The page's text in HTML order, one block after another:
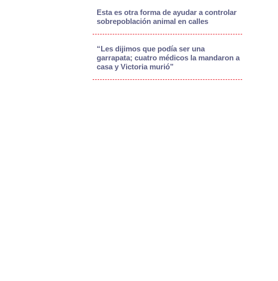
Esta es otra forma de ayudar a controlar
sobrepoblación animal en calles
“Les dijimos que podía ser una
garrapata; cuatro médicos la mandaron a
casa y Victoria murió”